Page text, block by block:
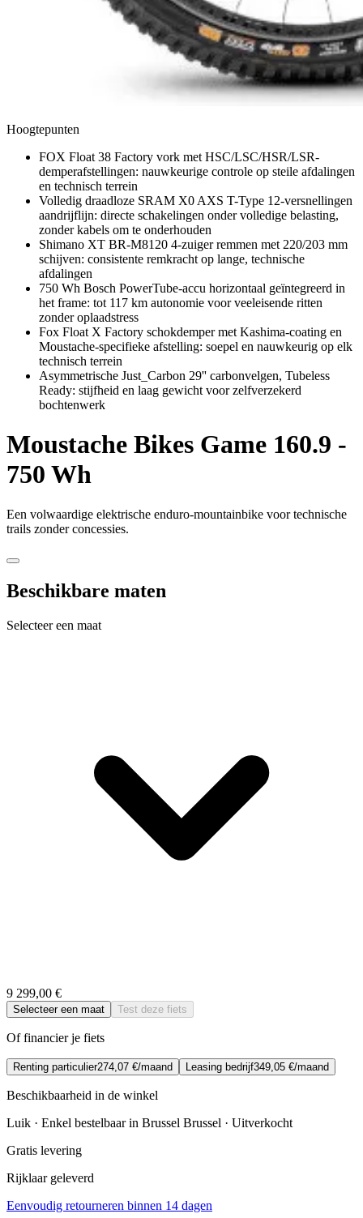
Hoogtepunten
FOX Float 38 Factory vork met HSC/LSC/HSR/LSR-
demperafstellingen: nauwkeurige controle op steile afdalingen
en technisch terrein
Volledig draadloze SRAM X0 AXS T-Type 12-versnellingen
aandrijflijn: directe schakelingen onder volledige belasting,
zonder kabels om te onderhouden
Shimano XT BR-M8120 4-zuiger remmen met 220/203 mm
schijven: consistente remkracht op lange, technische
afdalingen
750 Wh Bosch PowerTube-accu horizontaal geïntegreerd in
het frame: tot 117 km autonomie voor veeleisende ritten
zonder oplaadstress
Fox Float X Factory schokdemper met Kashima-coating en
Moustache-specifieke afstelling: soepel en nauwkeurig op elk
technisch terrein
Asymmetrische Just_Carbon 29'' carbonvelgen, Tubeless
Ready: stijfheid en laag gewicht voor zelfverzekerd
bochtenwerk
Moustache Bikes Game 160.9 -
750 Wh
Een volwaardige elektrische enduro-mountainbike voor technische
trails zonder concessies.
Beschikbare maten
Selecteer een maat
9 299,00 €
Selecteer een maat Test deze fiets
Of financier je fiets
Renting particulier274,07 €/maand Leasing bedrijf349,05 €/maand
Beschikbaarheid in de winkel
Luik · Enkel bestelbaar in Brussel Brussel · Uitverkocht
Gratis levering
Rijklaar geleverd
Eenvoudig retourneren binnen 14 dagen